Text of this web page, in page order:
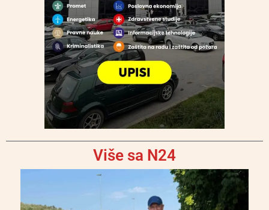
Više sa N24